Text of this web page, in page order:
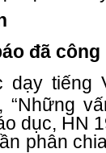
đã công
dạy tiếng
“Những
dục, HN
phân